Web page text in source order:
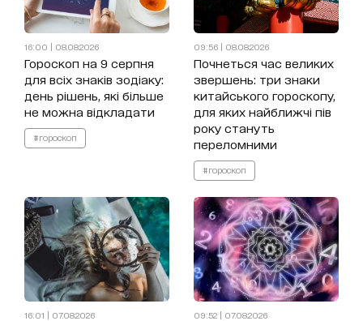
16:00 | 08.08.2026
Гороскоп на 9 серпня
для всіх знаків зодіаку:
день рішень, які більше
не можна відкладати
#гороскоп
09:56 | 08.08.2026
Почнеться час великих
звершень: три знаки
китайського гороскопу,
для яких найближчі пів
року стануть
переломними
#гороскоп
16:01 | 07.08.2026 09:52 | 07.08.2026